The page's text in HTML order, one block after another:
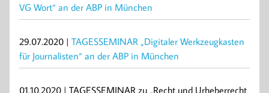
VG Wort“ an der ABP in München
29.07.2020 | TAGESSEMINAR „Digitaler Werkzeugkasten
für Journalisten“ an der ABP in München
01.10.2020 | TAGESSEMINAR zu „Recht und Urheberrecht